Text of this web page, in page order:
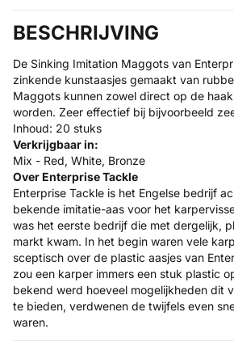
BESCHRIJVING
De Sinking Imitation Maggots van
zinkende kunstaasjes gemaakt van
Maggots kunnen zowel direct op de
worden. Zeer effectief bij bijvoorbeeld
Inhoud: 20 stuks
Verkrijgbaar in:
Mix - Red, White, Bronze
Over Enterprise Tackle
Enterprise Tackle is het Engelse bedrijf
bekende imitatie-aas voor het
was het eerste bedrijf die met dergelijk,
markt kwam. In het begin waren vele
sceptisch over de plastic aasjes van
zou een karper immers een stuk plastic
bekend werd hoeveel mogelijkheden dit
te bieden, verdwenen de twijfels even
waren.